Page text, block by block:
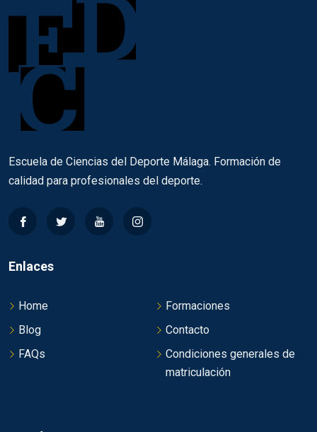
Escuela de Ciencias del Deporte Málaga. Formación de
calidad para profesionales del deporte.
Enlaces
Home
Formaciones
Blog
Contacto
FAQs
Condiciones generales de
matriculación